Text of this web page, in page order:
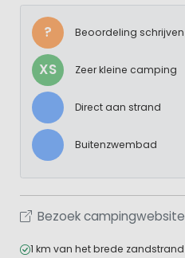
? Beoordeling schrijven
XS Zeer kleine camping
Direct aan strand
Buitenzwembad
Bezoek campingwebsite
1 km van het brede zandstrand